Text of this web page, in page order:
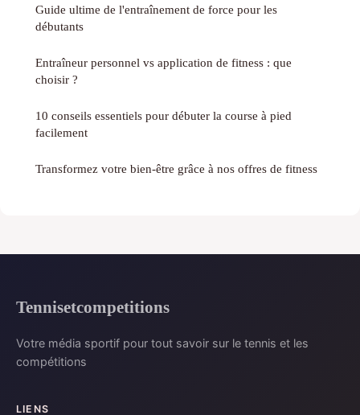
Guide ultime de l'entraînement de force pour les
débutants
Entraîneur personnel vs application de fitness : que
choisir ?
10 conseils essentiels pour débuter la course à pied
facilement
Transformez votre bien-être grâce à nos offres de fitness
Tennisetcompetitions
Votre média sportif pour tout savoir sur le tennis et les
compétitions
LIENS